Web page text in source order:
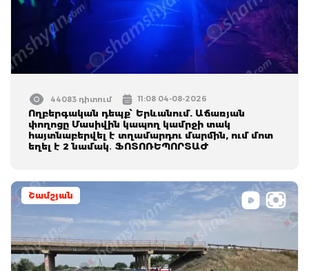
44083 դիտում 11:08 04-08-2026
Ողբերգական դեպք՝ Երևանում. Աճառյան
փողոցը Մասիվին կապող կամրջի տակ
հայտնաբերվել է տղամարդու մարմին, ում մոտ
եղել է 2 նամակ․ ՖՈՏՈՌԵՊՈՐՏԱԺ
Շամշյան